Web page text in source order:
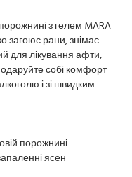
з гелем MARA
загоює рани, знімає
для лікування афти,
собі комфорт
і зі швидким
порожнині
ясен